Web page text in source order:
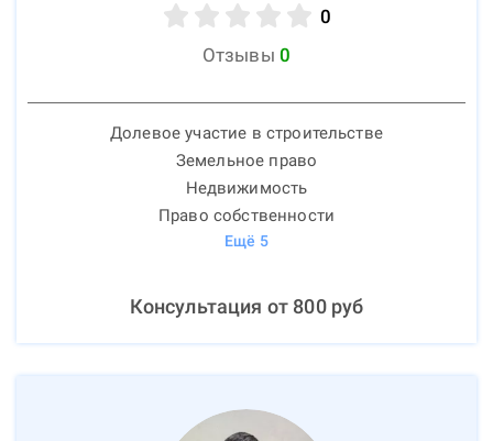
0
Отзывы 0
Долевое участие в строительстве
Земельное право
Недвижимость
Право собственности
Ещё 5
Консультация от 800руб